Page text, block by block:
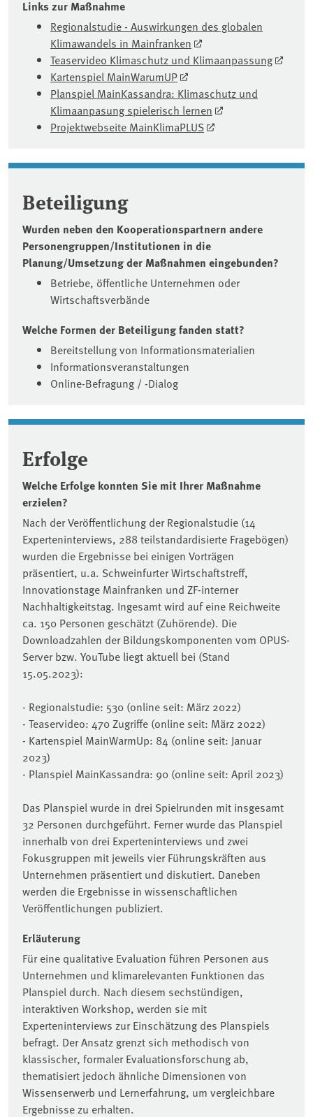
Links zur Maßnahme
Regionalstudie - Auswirkungen des globalen
Klimawandels in Mainfranken
Teaservideo Klimaschutz und Klimaanpassung
Kartenspiel MainWarumUP
Planspiel MainKassandra: Klimaschutz und
Klimaanpasung spielerisch lernen
Projektwebseite MainKlimaPLUS
Beteiligung
Wurden neben den Kooperationspartnern andere
Personengruppen/Institutionen in die
Planung/Umsetzung der Maßnahmen eingebunden?
Betriebe, öffentliche Unternehmen oder
Wirtschaftsverbände
Welche Formen der Beteiligung fanden statt?
Bereitstellung von Informationsmaterialien
Informationsveranstaltungen
Online-Befragung / -Dialog
Erfolge
Welche Erfolge konnten Sie mit Ihrer Maßnahme
erzielen?
Nach der Veröffentlichung der Regionalstudie (14
Experteninterviews, 288 teilstandardisierte Fragebögen)
wurden die Ergebnisse bei einigen Vorträgen
präsentiert, u.a. Schweinfurter Wirtschaftstreff,
Innovationstage Mainfranken und ZF-interner
Nachhaltigkeitstag. Ingesamt wird auf eine Reichweite
ca. 150 Personen geschätzt (Zuhörende). Die
Downloadzahlen der Bildungskomponenten vom OPUS-
Server bzw. YouTube liegt aktuell bei (Stand
15.05.2023):
- Regionalstudie: 530 (online seit: März 2022)
- Teaservideo: 470 Zugriffe (online seit: März 2022)
- Kartenspiel MainWarmUp: 84 (online seit: Januar
2023)
- Planspiel MainKassandra: 90 (online seit: April 2023)
Das Planspiel wurde in drei Spielrunden mit insgesamt
32 Personen durchgeführt. Ferner wurde das Planspiel
innerhalb von drei Experteninterviews und zwei
Fokusgruppen mit jeweils vier Führungskräften aus
Unternehmen präsentiert und diskutiert. Daneben
werden die Ergebnisse in wissenschaftlichen
Veröffentlichungen publiziert.
Erläuterung
Für eine qualitative Evaluation führen Personen aus
Unternehmen und klimarelevanten Funktionen das
Planspiel durch. Nach diesem sechstündigen,
interaktiven Workshop, werden sie mit
Experteninterviews zur Einschätzung des Planspiels
befragt. Der Ansatz grenzt sich methodisch von
klassischer, formaler Evaluationsforschung ab,
thematisiert jedoch ähnliche Dimensionen von
Wissenserwerb und Lernerfahrung, um vergleichbare
Ergebnisse zu erhalten.